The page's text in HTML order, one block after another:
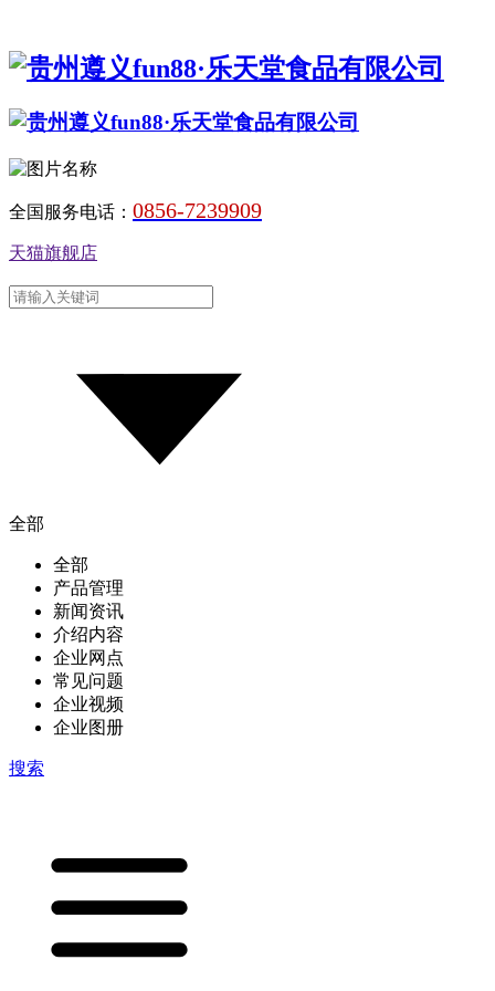
全国服务电话： 0856-7239909
天猫旗舰店
全部
全部
产品管理
新闻资讯
介绍内容
企业网点
常见问题
企业视频
企业图册
搜索